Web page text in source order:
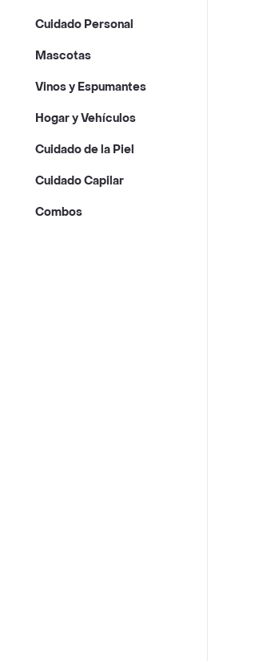
Cuidado Personal
Mascotas
Vinos y Espumantes
Hogar y Vehículos
Cuidado de la Piel
Cuidado Capilar
Combos